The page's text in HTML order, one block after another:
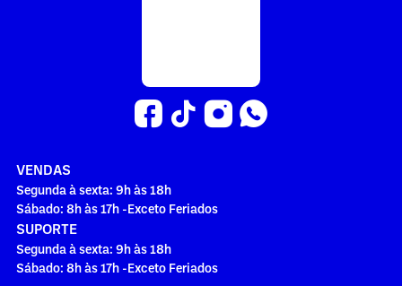
VENDAS
Segunda à sexta: 9h às 18h
Sábado: 8h às 17h -Exceto Feriados
SUPORTE
Segunda à sexta: 9h às 18h
Sábado: 8h às 17h -Exceto Feriados